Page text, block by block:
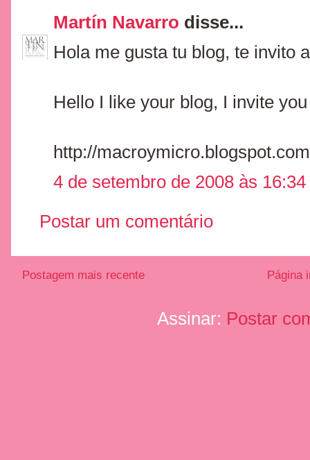
Martín Navarro disse...
Hola me gusta tu blog, te invito
Hello I like your blog, I invite
http://
4 de setembro de 2008 às 16:34
Postar um comentário
Postagem mais recente Página
Assinar: Postar